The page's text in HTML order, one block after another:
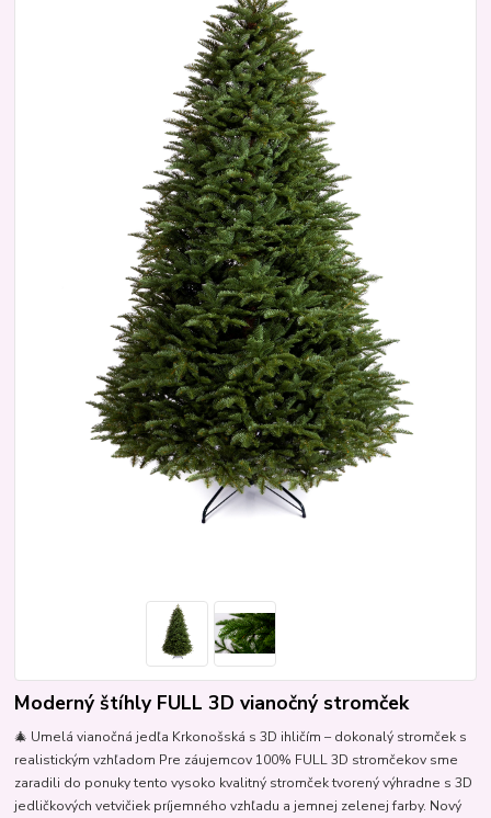
Moderný štíhly FULL 3D vianočný stromček
🎄 Umelá vianočná jedľa Krkonošská s 3D ihličím – dokonalý stromček s
realistickým vzhľadom Pre záujemcov 100% FULL 3D stromčekov sme
zaradili do ponuky tento vysoko kvalitný stromček tvorený výhradne s 3D
jedličkových vetvičiek príjemného vzhľadu a jemnej zelenej farby. Nový